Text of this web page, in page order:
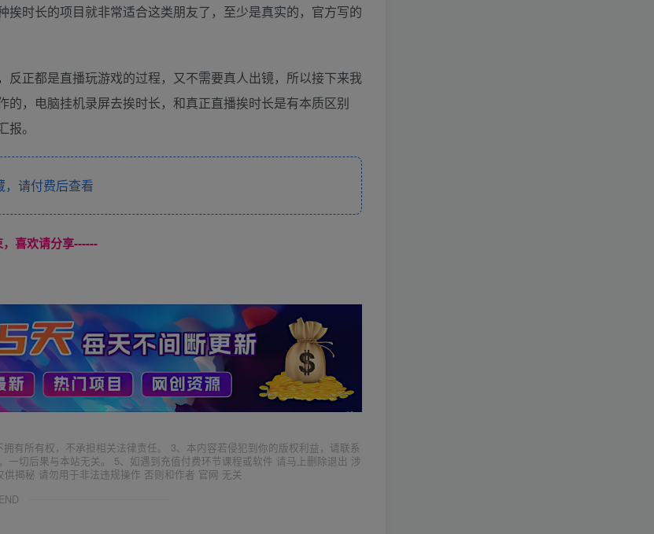
时长的项目就非常适合这类朋友了，至少是真实的，官方写的
正都是直播玩游戏的过程，又不需要真人出镜，所以接下来我
，电脑挂机录屏去挨时长，和真正直播挨时长是有本质区别
。
，请付费后查看
喜欢请分享------
有所有权，不承担相关法律责任。 3、本内容若侵犯到你的版权利益，请联系
切后果与本站无关。 5、如遇到充值付费环节课程或软件 请马上删除退出 涉
揭秘 请勿用于非法违规操作 否则和作者 官网 无关